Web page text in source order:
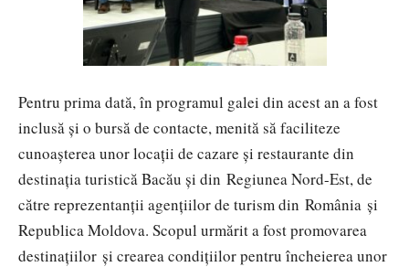
Pentru prima dată, în programul galei din acest an a fost
inclusă și o bursă de contacte, menită să faciliteze
cunoașterea unor locații de cazare și restaurante din
destinația turistică Bacău și din Regiunea Nord-Est, de
către reprezentanții agențiilor de turism din România și
Republica Moldova. Scopul urmărit a fost promovarea
destinațiilor și crearea condițiilor pentru încheierea unor